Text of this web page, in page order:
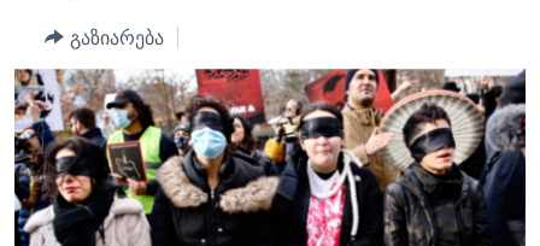
ᲒᲐᲓᲐᲪᲔᲛᲔᲑᲘ
ᲕᲐᲨᲘᲜᲒᲢᲝᲜᲘ ᲓᲦᲔᲡ
ᲮᲔᲓᲕᲐ ᲕᲐᲨᲘᲜᲒᲢᲝᲜᲘᲓᲐᲜ
ᲡᲢᲣᲓᲘᲐ ᲕᲐᲨᲘᲜᲒᲢᲝᲜᲘ
ᲡᲮᲕᲐ ᲡᲘᲐᲮᲚᲔᲔᲑᲘ
ᲞᲝᲚᲘᲢᲘᲙᲐ
ᲔᲙᲝᲜᲝᲛᲘᲙᲐ
ᲯᲐᲜᲛᲠᲗᲔᲚᲝᲑᲐ
ᲠᲣᲡᲔᲗᲘᲡ ᲨᲔᲭᲠᲐ ᲣᲙᲠᲐᲘᲜᲐᲨᲘ
Learning English
გაზიარება